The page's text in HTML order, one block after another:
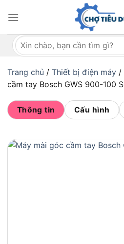
qua
dungTìm
kiếm:
Trang chủ / Thiết bị điện máy /
cầm tay Bosch GWS 900-100 S
Thông tin Cấu hình